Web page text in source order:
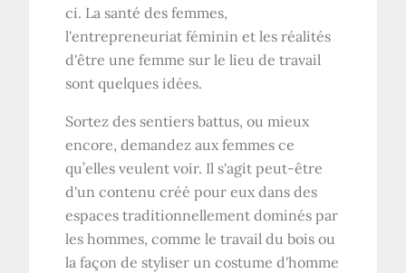
ci. La santé des femmes,
l'entrepreneuriat féminin et les réalités
d'être une femme sur le lieu de travail
sont quelques idées.
Sortez des sentiers battus, ou mieux
encore, demandez aux femmes ce
qu’elles veulent voir. Il s'agit peut-être
d'un contenu créé pour eux dans des
espaces traditionnellement dominés par
les hommes, comme le travail du bois ou
la façon de styliser un costume d'homme